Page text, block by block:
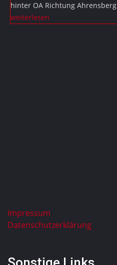
hinter OA Richtung Ahrensberg
weiterlesen
Impressum
Datenschutzerklärung